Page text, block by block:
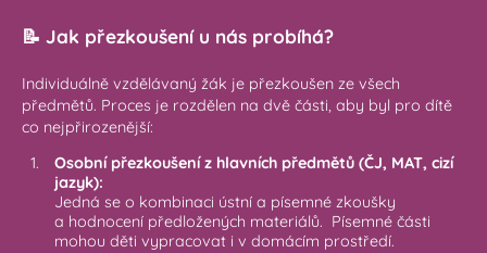
📝 Jak přezkoušení u nás probíhá?
Individuálně vzdělávaný žák je přezkoušen ze všech
předmětů. Proces je rozdělen na dvě části, aby byl pro dítě
co nejpřirozenější:
Osobní přezkoušení z hlavních předmětů (ČJ, MAT, cizí
jazyk):
Jedná se o kombinaci ústní a písemné zkoušky
a hodnocení předložených materiálů. Písemné části
mohou děti vypracovat i v domácím prostředí.